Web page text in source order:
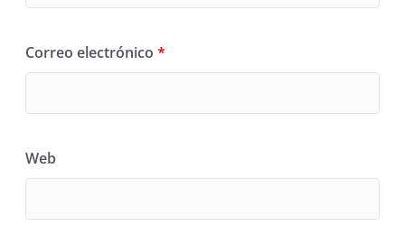
Correo electrónico*
Web